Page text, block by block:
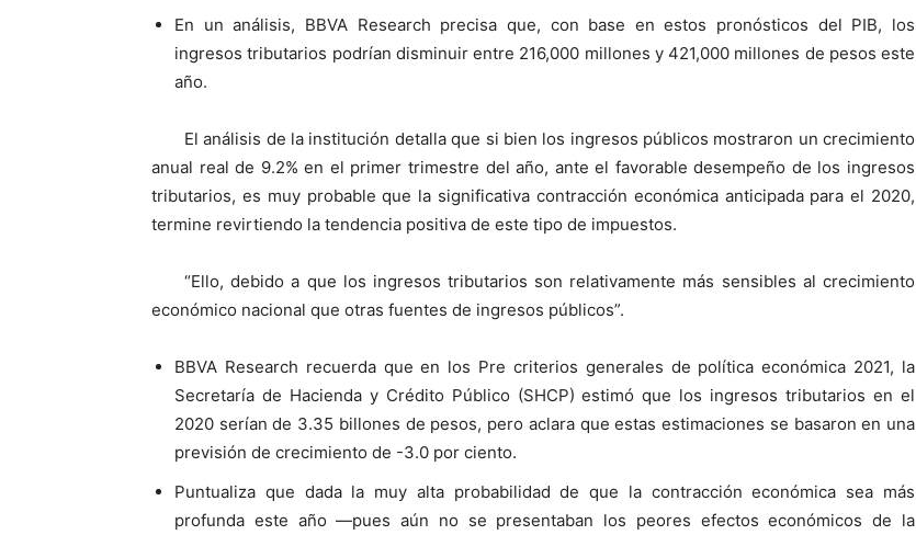
En un análisis, BBVA Research precisa que, con base en estos pronósticos del PIB, los
ingresos tributarios podrían disminuir entre 216,000 millones y 421,000 millones de pesos este
año.
El análisis de la institución detalla que si bien los ingresos públicos mostraron un crecimiento
anual real de 9.2% en el primer trimestre del año, ante el favorable desempeño de los ingresos
tributarios, es muy probable que la significativa contracción económica anticipada para el 2020,
termine revirtiendo la tendencia positiva de este tipo de impuestos.
“Ello, debido a que los ingresos tributarios son relativamente más sensibles al crecimiento
económico nacional que otras fuentes de ingresos públicos”.
BBVA Research recuerda que en los Pre criterios generales de política económica 2021, la
Secretaría de Hacienda y Crédito Público (SHCP) estimó que los ingresos tributarios en el
2020 serían de 3.35 billones de pesos, pero aclara que estas estimaciones se basaron en una
previsión de crecimiento de -3.0 por ciento.
Puntualiza que dada la muy alta probabilidad de que la contracción económica sea más
profunda este año —pues aún no se presentaban los peores efectos económicos de la